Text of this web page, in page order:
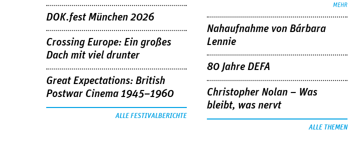
DOK.fest München 2026
Crossing Europe: Ein großes
Dach mit viel drunter
Great Expectations: British
Postwar Cinema 1945–1960
ALLE FESTIVALBERICHTE
MEHR
Nahaufnahme von Bárbara
Lennie
80 Jahre DEFA
Christopher Nolan – Was
bleibt, was nervt
ALLE THEMEN